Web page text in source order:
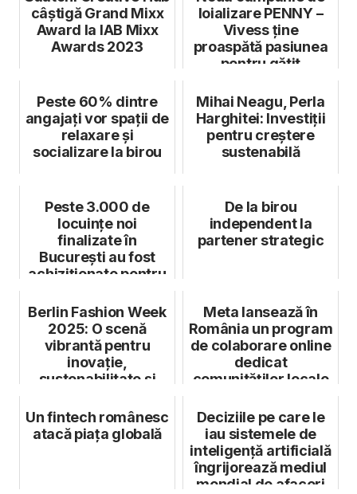
câștigă Grand Mixx
Award la IAB Mixx
Awards 2023
loializare PENNY –
Vivess ține
proaspătă pasiunea
pentru gătit
Peste 60% dintre
angajați vor spații de
relaxare și
socializare la birou
Mihai Neagu, Perla
Harghitei: Investiții
pentru creștere
sustenabilă
Peste 3.000 de
locuințe noi
finalizate în
București au fost
achiziționate pentru
De la birou
independent la
partener strategic
Berlin Fashion Week
2025: O scenă
vibrantă pentru
inovație,
sustenabilitate și
Meta lansează în
România un program
de colaborare online
dedicat
comunităților locale
Un fintech românesc
atacă piața globală
Deciziile pe care le
iau sistemele de
inteligență artificială
îngrijorează mediul
mondial de afaceri